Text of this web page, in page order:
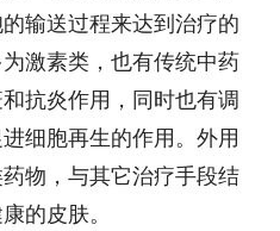
输送过程来达到治疗的
激素类，也有传统中药
抗炎作用，同时也有调
细胞再生的作用。外用
物，与其它治疗手段结
的皮肤。